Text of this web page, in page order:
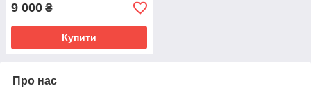
9 000 ₴
Купити
Про нас